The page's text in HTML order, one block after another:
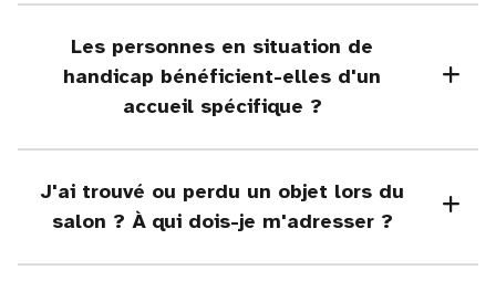
Les personnes en situation de
handicap bénéficient-elles d'un
accueil spécifique ?
J'ai trouvé ou perdu un objet lors du
salon ? À qui dois-je m'adresser ?